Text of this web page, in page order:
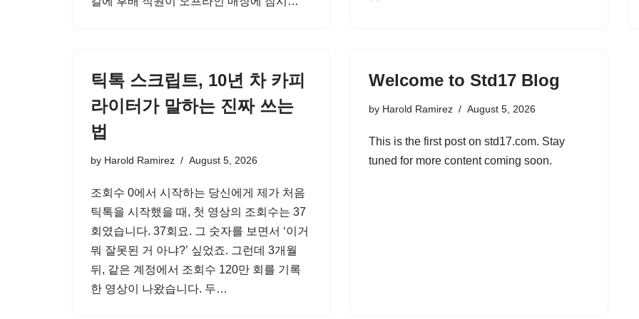
틱톡 스크립트, 10년 차 카피
라이터가 말하는 진짜 쓰는
법
by Harold Ramirez August 5, 2026
조회수 0에서 시작하는 당신에게 제가 처음
틱톡을 시작했을 때, 첫 영상의 조회수는 37
회였습니다. 37회요. 그 숫자를 보면서 ‘이거
뭐 잘못된 거 아냐?’ 싶었죠. 그런데 3개월
뒤, 같은 계정에서 조회수 120만 회를 기록
한 영상이 나왔습니다. 두…
Welcome to Std17 Blog
by Harold Ramirez August 5, 2026
This is the first post on std17.com. Stay
tuned for more content coming soon.